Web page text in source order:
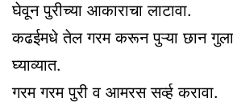
घेवून पुरीच्या आकाराचा लाटावा.
कढईमधे तेल गरम करून पुऱ्या छान
घ्याव्यात.
गरम गरम पुरी व आमरस सर्व्ह करावा.